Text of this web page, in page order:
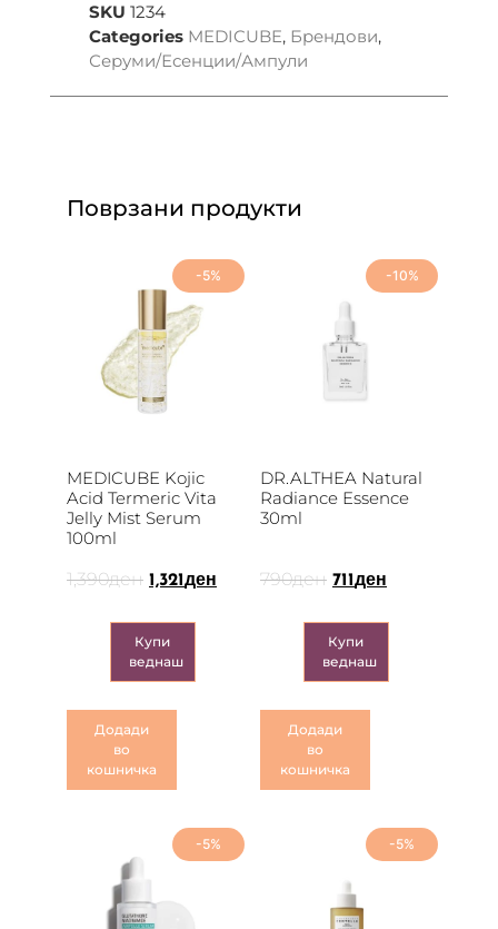
SKU 1234
Categories MEDICUBE, Брендови,
Серуми/Есенции/Ампули
Поврзани продукти
-5%
MEDICUBE Kojic
Acid Termeric Vita
Jelly Mist Serum
100ml
1,390ден 1,321 ден
Купи
веднаш
Додади
во
кошничка
-10%
DR.ALTHEA Natural
Radiance Essence
30ml
790ден 711 ден
Купи
веднаш
Додади
во
кошничка
-5% -5%